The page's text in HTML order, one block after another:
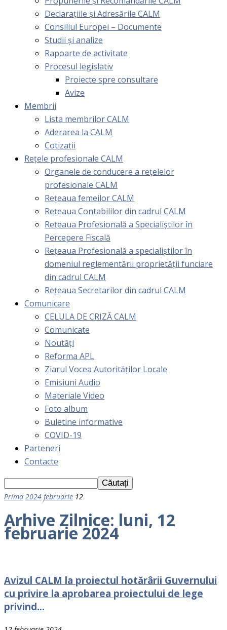
Declarațiile și Adresările CALM
Consiliul Europei – Documente
Studii și analize
Rapoarte de activitate
Procesul legislativ
Proiecte spre consultare
Avize
Membrii
Lista membrilor CALM
Aderarea la CALM
Cotizaţii
Rețele profesionale CALM
Organele de conducere a rețelelor
profesionale CALM
Rețeaua femeilor CALM
Rețeaua Contabililor din cadrul CALM
Rețeaua Profesională a Specialiștilor în
Percepere Fiscală
Reţeaua Profesională a specialiştilor în
domeniul reglementării proprietăţii funciare
din cadrul CALM
Rețeaua Secretarilor din cadrul CALM
Comunicare
CELULA DE CRIZĂ CALM
Comunicate
Noutăți
Reforma APL
Ziarul Vocea Autorităților Locale
Emisiuni Audio
Materiale Video
Foto album
Buletine informative
COVID-19
Parteneri
Contacte
Prima 2024 februarie 12
Arhive Zilnice: luni, 12
februarie 2024
Avizul CALM la proiectul hotărârii Guvernului
cu privire la aprobarea proiectului de lege
privind...